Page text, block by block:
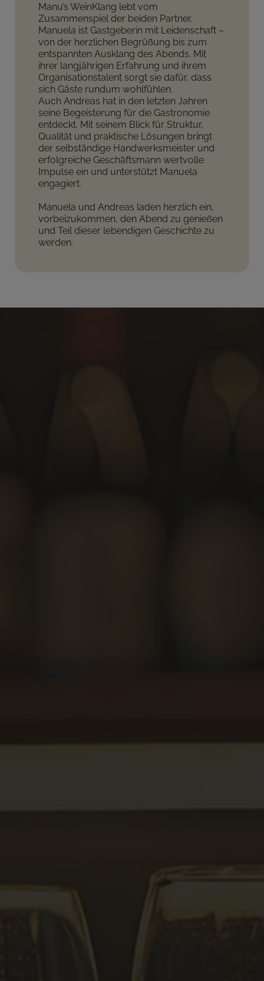
Manu’s WeinKlang lebt vom
Zusammenspiel der beiden Partner.
Manuela ist Gastgeberin mit Leidenschaft –
von der herzlichen Begrüßung bis zum
entspannten Ausklang des Abends. Mit
ihrer langjährigen Erfahrung und ihrem
Organisationstalent sorgt sie dafür, dass
sich Gäste rundum wohlfühlen.
Auch Andreas hat in den letzten Jahren
seine Begeisterung für die Gastronomie
entdeckt. Mit seinem Blick für Struktur,
Qualität und praktische Lösungen bringt
der selbständige Handwerksmeister und
erfolgreiche Geschäftsmann wertvolle
Impulse ein und unterstützt Manuela
engagiert.
Manuela und Andreas laden herzlich ein,
vorbeizukommen, den Abend zu genießen
und Teil dieser lebendigen Geschichte zu
werden.